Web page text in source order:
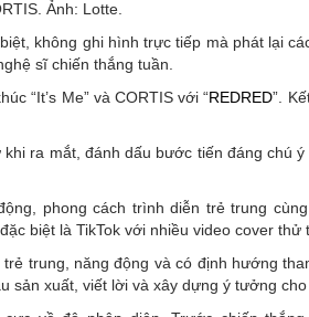
Ảnh: Lotte.
không ghi hình trực tiếp mà phát lại
sĩ chiến thắng tuần.
“It’s Me” và CORTIS với “REDRED”.
ra mắt, đánh dấu bước tiến đáng chú
phong cách trình diễn trẻ trung
biệt là TikTok với nhiều video cover thử
trung, năng động và có định hướng
xuất, viết lời và xây dựng ý tưởng cho